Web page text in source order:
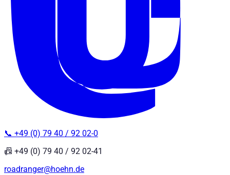
📞 +49 (0) 79 40 / 92 02-0
📠 +49 (0) 79 40 / 92 02-41
roadranger@hoehn.de